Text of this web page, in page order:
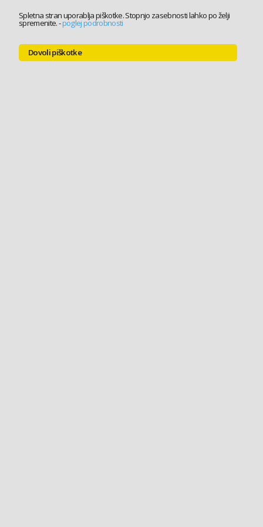
Spletna stran uporablja piškotke. Stopnjo zasebnosti lahko po želji
spremenite.-poglej podrobnosti
Dovoli piškotke